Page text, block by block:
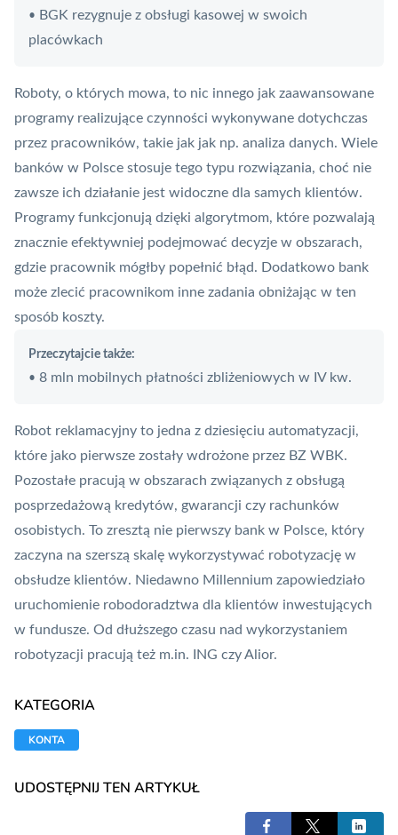
• BGK rezygnuje z obsługi kasowej w swoich
placówkach
Roboty, o których mowa, to nic innego jak zaawansowane
programy realizujące czynności wykonywane dotychczas
przez pracowników, takie jak jak np. analiza danych. Wiele
banków w Polsce stosuje tego typu rozwiązania, choć nie
zawsze ich działanie jest widoczne dla samych klientów.
Programy funkcjonują dzięki algorytmom, które pozwalają
znacznie efektywniej podejmować decyzje w obszarach,
gdzie pracownik mógłby popełnić błąd. Dodatkowo bank
może zlecić pracownikom inne zadania obniżając w ten
sposób koszty.
Przeczytajcie także:
• 8 mln mobilnych płatności zbliżeniowych w IV kw.
Robot reklamacyjny to jedna z dziesięciu automatyzacji,
które jako pierwsze zostały wdrożone przez BZ WBK.
Pozostałe pracują w obszarach związanych z obsługą
posprzedażową kredytów, gwarancji czy rachunków
osobistych. To zresztą nie pierwszy bank w Polsce, który
zaczyna na szerszą skalę wykorzystywać robotyzację w
obsłudze klientów. Niedawno Millennium zapowiedziało
uruchomienie robodoradztwa dla klientów inwestujących
w fundusze. Od dłuższego czasu nad wykorzystaniem
robotyzacji pracują też m.in. ING czy Alior.
KATEGORIA
KONTA
UDOSTĘPNIJ TEN ARTYKUŁ